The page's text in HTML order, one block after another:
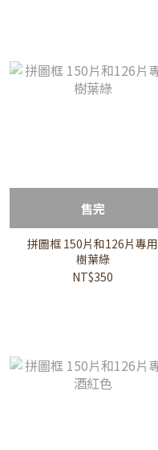
售完
拼圖框 150片和126片專用
樹葉綠
NT$350